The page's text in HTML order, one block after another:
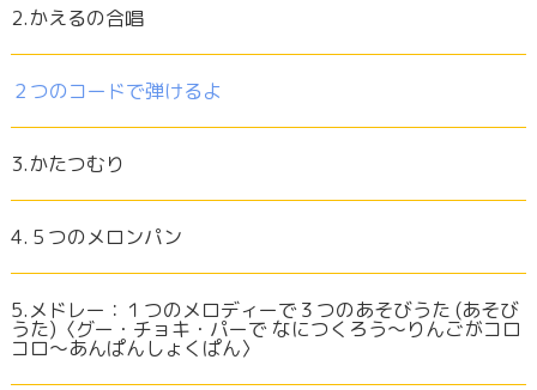
2.かえるの合唱
２つのコードで弾けるよ
3.かたつむり
4.５つのメロンパン
5.メドレー：１つのメロディーで３つのあそびうた (あそび
うた)〈グー・チョキ・パーで なにつくろう～りんごがコロ
コロ～あんぱんしょくぱん〉